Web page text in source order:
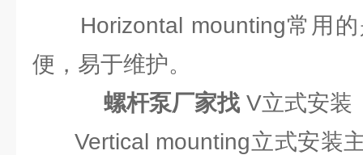
Horizontal mounting常用的
便，易于维护。
螺杆泵厂家找 V立式安装
Vertical mounting立式安装